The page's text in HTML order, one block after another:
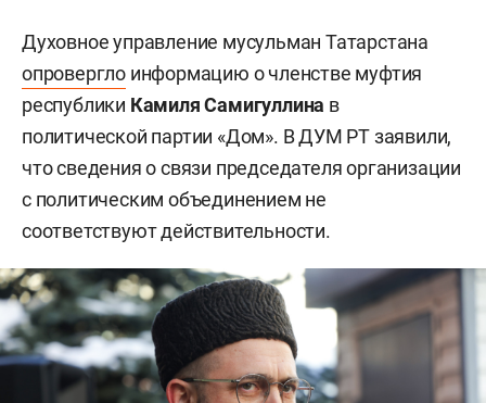
Духовное управление мусульман Татарстана
опровергло информацию о членстве муфтия
республики Камиля Самигуллина в
политической партии «Дом». В ДУМ РТ заявили,
что сведения о связи председателя организации
с политическим объединением не
соответствуют действительности.